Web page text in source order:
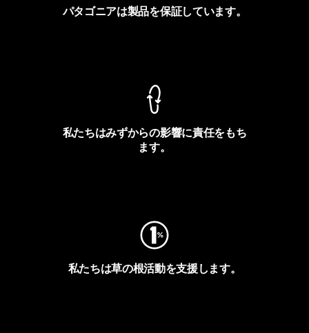
パタゴニアは製品を保証しています。
私たちはみずからの影響に責任をもち
ます。
私たちは草の根活動を支援します。